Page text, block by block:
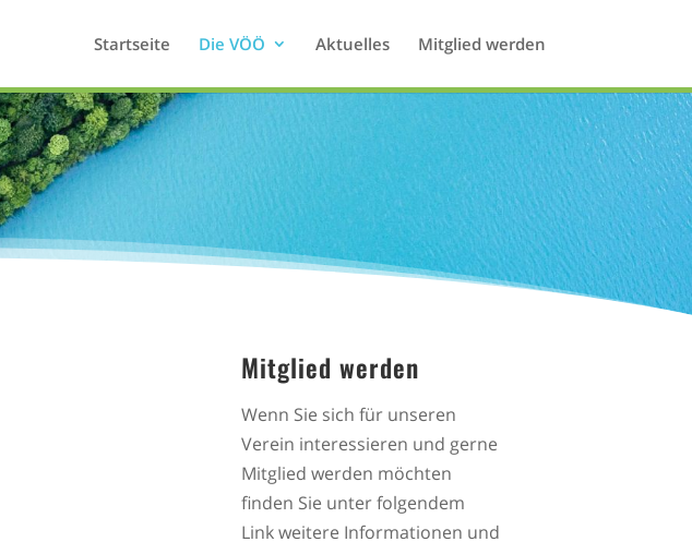
Startseite Die VÖÖ Aktuelles Mitglied werden
Mitglied werden
Wenn Sie sich für unseren
Verein interessieren und gerne
Mitglied werden möchten
finden Sie unter folgendem
Link weitere Informationen und